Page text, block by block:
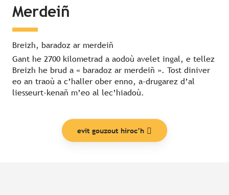
Merdeiñ
Breizh, baradoz ar merdeiñ
Gant he 2700 kilometrad a aodoù avelet ingal, e tellez
Breizh he brud a « baradoz ar merdeiñ ». Tost diniver
eo an traoù a c’haller ober enno, a-drugarez d’al
liesseurt-kenañ m’eo al lec’hiadoù.
evit gouzout hiroc’h